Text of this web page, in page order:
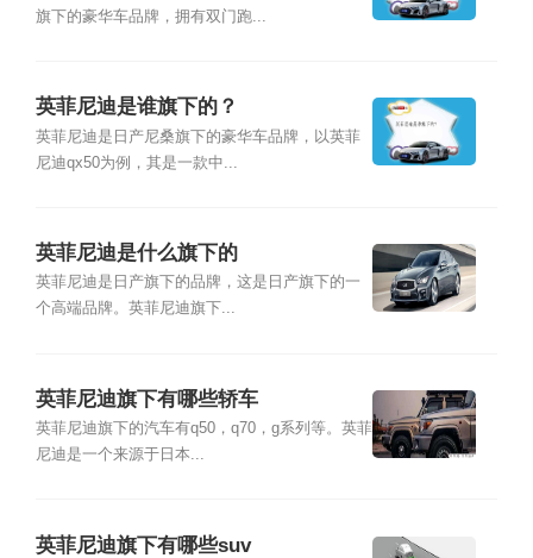
旗下的豪华车品牌，拥有双门跑...
英菲尼迪是谁旗下的？
英菲尼迪是日产尼桑旗下的豪华车品牌，以英菲
尼迪qx50为例，其是一款中...
英菲尼迪是什么旗下的
英菲尼迪是日产旗下的品牌，这是日产旗下的一
个高端品牌。英菲尼迪旗下...
英菲尼迪旗下有哪些轿车
英菲尼迪旗下的汽车有q50，q70，g系列等。英菲
尼迪是一个来源于日本...
英菲尼迪旗下有哪些suv